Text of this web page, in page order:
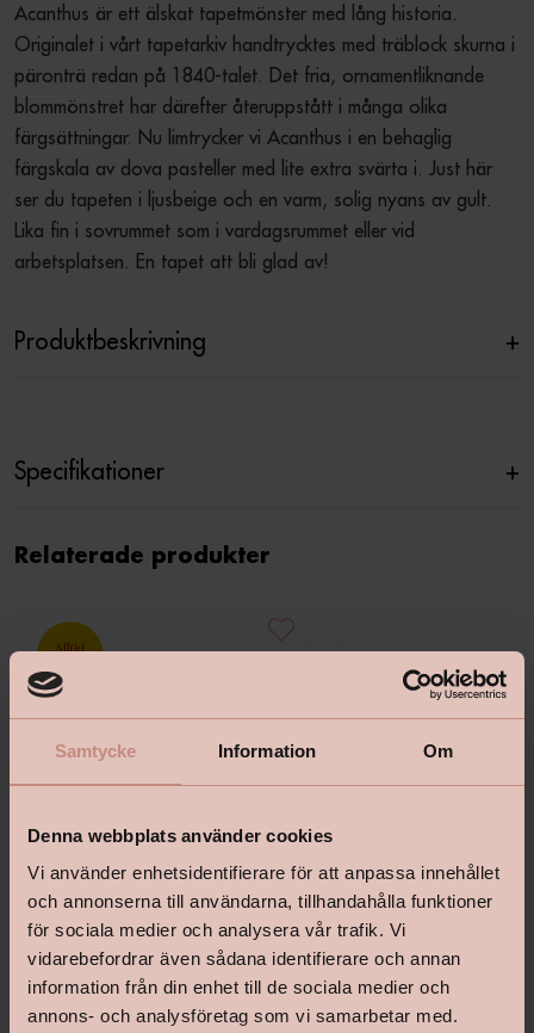
Samtycke Information Om
Denna webbplats använder cookies
Vi använder enhetsidentifierare för att anpassa innehållet
och annonserna till användarna, tillhandahålla funktioner
för sociala medier och analysera vår trafik. Vi
vidarebefordrar även sådana identifierare och annan
information från din enhet till de sociala medier och
annons- och analysföretag som vi samarbetar med.
Acanthus är ett älskat tapetmönster med lång historia.
Originalet i vårt tapetarkiv handtrycktes med träblock skurna i
päronträ redan på 1840-talet. Det fria, ornamentliknande
blommönstret har därefter återuppstått i många olika
färgsättningar. Nu limtrycker vi Acanthus i en behaglig
färgskala av dova pasteller med lite extra svärta i. Just här
ser du tapeten i ljusbeige och en varm, solig nyans av gult.
Lika fin i sovrummet som i vardagsrummet eller vid
arbetsplatsen. En tapet att bli glad av!
Produktbeskrivning +
Specifikationer +
Relaterade produkter
Bostik Hernia Non Wovenlim Tapetlinjal Masonite